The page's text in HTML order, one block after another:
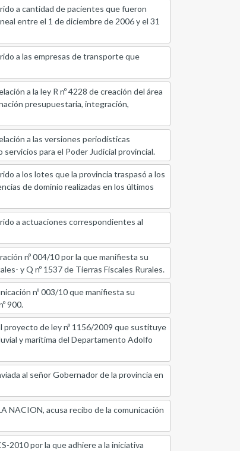
a cantidad de pacientes que fueron
entre el 1 de diciembre de 2006 y el 31
a las empresas de transporte que
a la ley R nº 4228 de creación del área
presupuestaria, integración,
a las versiones periodísticas
servicios para el Poder Judicial provincial.
a los lotes que la provincia traspasó a los
de dominio realizadas en los últimos
a actuaciones correspondientes al
nº 004/10 por la que manifiesta su
y Q nº 1537 de Tierras Fiscales Rurales.
nº 003/10 que manifiesta su
900.
proyecto de ley nº 1156/2009 que sustituye
y marítima del Departamento Adolfo
al señor Gobernador de la provincia en
NACION, acusa recibo de la comunicación
2010 por la que adhiere a la iniciativa